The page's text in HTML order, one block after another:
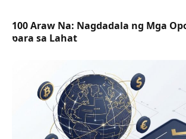
100 Araw Na: Nagdadala ng Mga
para sa Lahat